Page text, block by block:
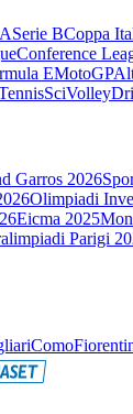
Serie BCoppa
Conference
EMotoGP
SciVolley
Garros 2026
Olimpiadi
Eicma 2025
Parigi
Como